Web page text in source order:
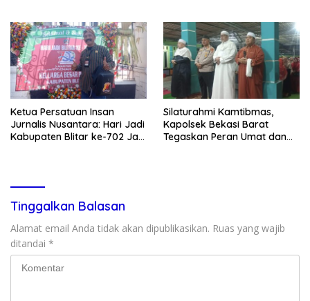
Ketua Persatuan Insan
Jurnalis Nusantara: Hari Jadi
Kabupaten Blitar ke-702 Jadi
Silaturahmi Kamtibmas,
Kapolsek Bekasi Barat
Tegaskan Peran Umat dan
Tinggalkan Balasan
Alamat email Anda tidak akan dipublikasikan. Ruas yang wajib
ditandai *